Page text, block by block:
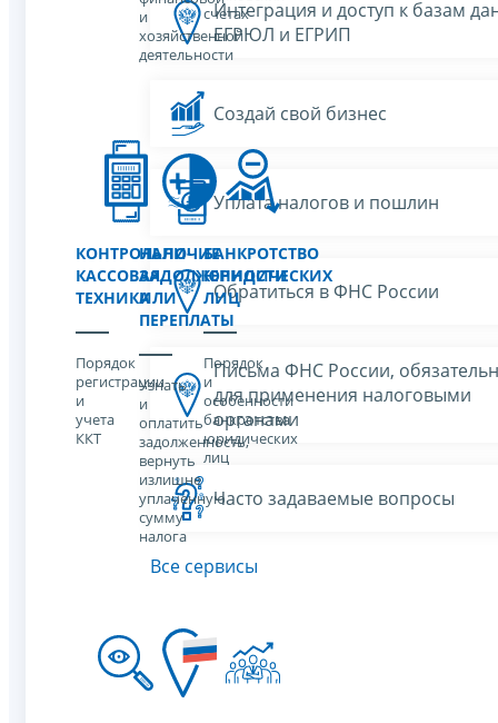
и
хозяйственной
деятельности
счетах
КОНТРОЛЬНО-
КАССОВАЯ
ТЕХНИКА
Порядок
регистрации
и
учета
ККТ
НАЛИЧИЕ
ЗАДОЛЖЕННОСТИ
ИЛИ
ПЕРЕПЛАТЫ
Узнать
и
оплатить
задолженность,
вернуть
излишне
уплаченную
сумму
налога
БАНКРОТСТВО
ЮРИДИЧЕСКИХ
ЛИЦ
Порядок
и
особенности
банкротства
юридических
лиц
Интеграция и доступ к базам
ЕГРЮЛ и ЕГРИП
Создай свой бизнес
Уплата налогов и пошлин
Обратиться в ФНС России
Письма ФНС России,
для применения налоговыми
органами
Часто задаваемые вопросы
Все сервисы